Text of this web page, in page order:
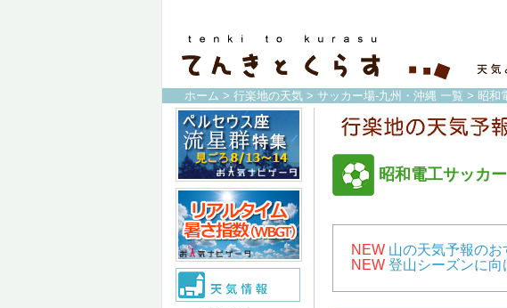
ホーム > 行楽地の天気 > サッカー場-九州・沖縄 一覧 > 昭和
昭和電工サッカ
NEW 山の天気予報のお
NEW 登山シーズンに向